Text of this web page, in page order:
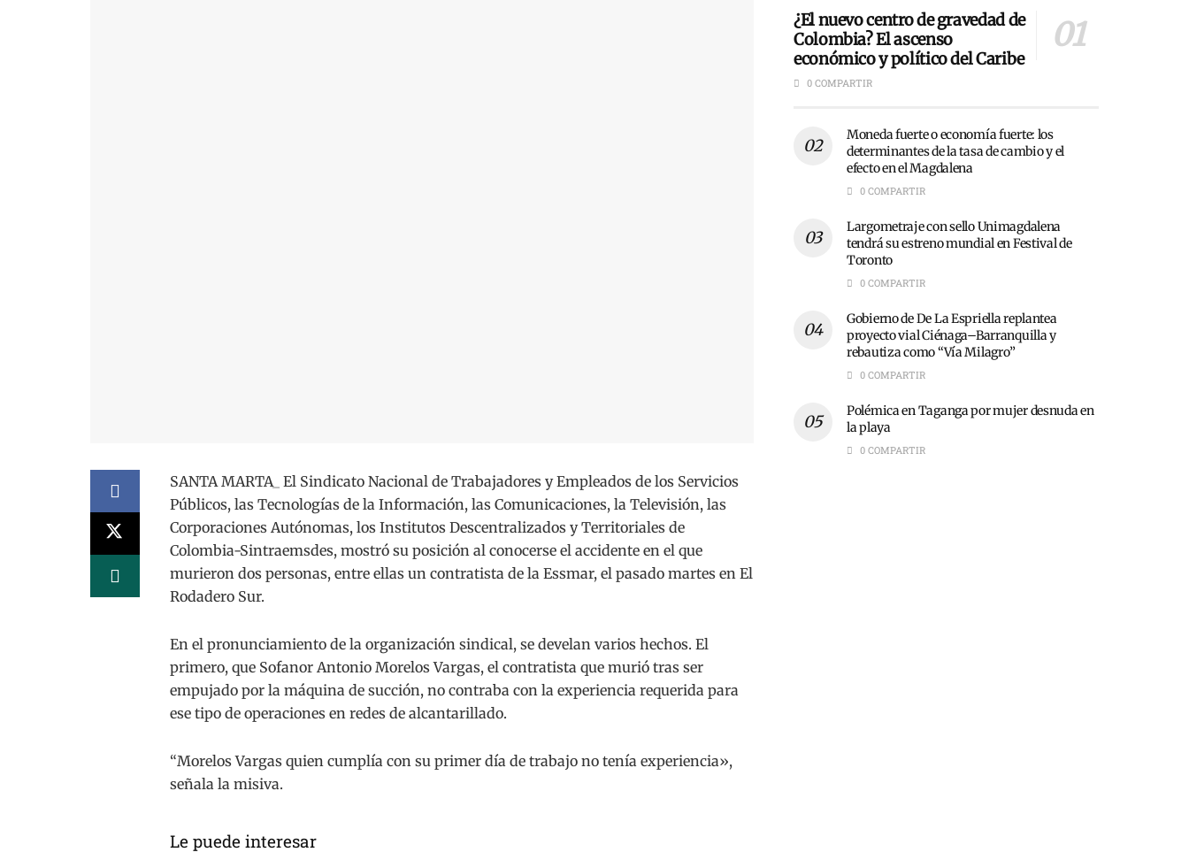
SANTA MARTA_ El Sindicato Nacional de Trabajadores y Empleados de los Servicios
Públicos, las Tecnologías de la Información, las Comunicaciones, la Televisión, las
Corporaciones Autónomas, los Institutos Descentralizados y Territoriales de
Colombia-Sintraemsdes, mostró su posición al conocerse el accidente en el que
murieron dos personas, entre ellas un contratista de la Essmar, el pasado martes en El
Rodadero Sur.
En el pronunciamiento de la organización sindical, se develan varios hechos. El
primero, que Sofanor Antonio Morelos Vargas, el contratista que murió tras ser
empujado por la máquina de succión, no contraba con la experiencia requerida para
ese tipo de operaciones en redes de alcantarillado.
“Morelos Vargas quien cumplía con su primer día de trabajo no tenía experiencia»,
señala la misiva.
Le puede interesar
¿El nuevo centro de gravedad de
Colombia? El ascenso
económico y político del Caribe
0 COMPARTIR
Moneda fuerte o economía fuerte: los
determinantes de la tasa de cambio y el
efecto en el Magdalena
0 COMPARTIR
Largometraje con sello Unimagdalena
tendrá su estreno mundial en Festival de
Toronto
0 COMPARTIR
Gobierno de De La Espriella replantea
proyecto vial Ciénaga–Barranquilla y
rebautiza como “Vía Milagro”
0 COMPARTIR
Polémica en Taganga por mujer desnuda en
la playa
0 COMPARTIR